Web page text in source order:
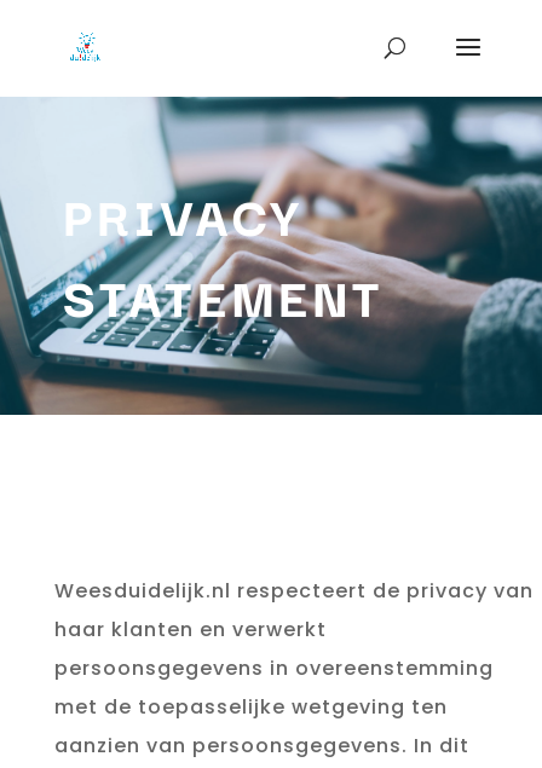
PRIVACY
STATEMENT
Weesduidelijk.nl respecteert de privacy van
haar klanten en verwerkt
persoonsgegevens in overeenstemming
met de toepasselijke wetgeving ten
aanzien van persoonsgegevens. In dit